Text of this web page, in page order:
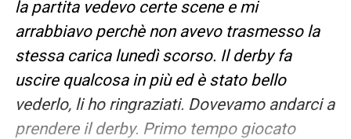
la partita vedevo certe scene e mi
arrabbiavo perchè non avevo trasmesso la
stessa carica lunedì scorso. Il derby fa
uscire qualcosa in più ed è stato bello
vederlo, li ho ringraziati. Dovevamo andarci a
prendere il derby. Primo tempo giocato